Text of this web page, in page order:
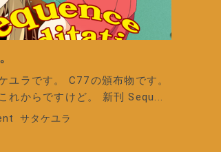
ユラです。 C77の頒布物です。
れからですけど。 新刊 Sequ...
サタケユラ